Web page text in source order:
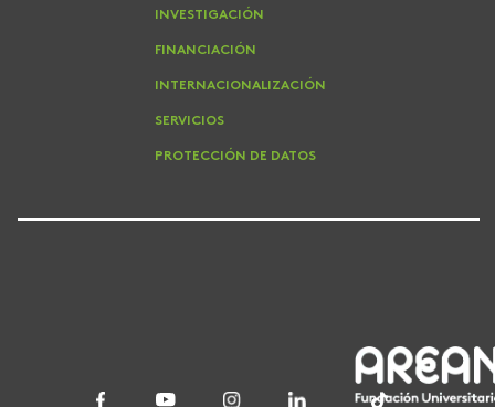
INVESTIGACIÓN
FINANCIACIÓN
INTERNACIONALIZACIÓN
SERVICIOS
PROTECCIÓN DE DATOS